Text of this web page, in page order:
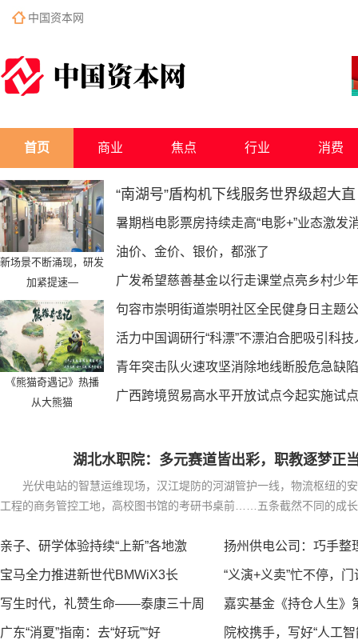
中国资本网
首页 商业 焦点 行业 消费
新场景不断涌现，研发
加紧提速—
《熊猫奇遇记》热播
从大熊猫
“南湖号”盾构机下线服务世界级超大直
暑期档电影票房持续走高“电影+”业态激发
油价、金价、银价，都涨了
广发希望慈善基金以行走课堂点亮乡村少
句容市崇明街道崇明社区全民健身日主题
活力中国调研行“科漂”不漂泊合肥吸引科技
青年突击队火速攻坚消除地线断股危急缺陷
广西跨境贸易高水平开放试点今起实施试
湖北水职院：多元赛道皆出彩，职教逐梦正
光伏电站的智慧运维现场，汉江堤防的河湖管护一线，物流枢纽的
工程的商务管控工地，高校图书馆的考研书桌前……五条截然不同的成
亲子、研学体验持续“上新”各地激 扬州供电公司：巧手整
宝马全力推进新世代BMWiX3长 “义演+义卖”忙不停，
写生时代，礼赞生命——泰康三十周 嘉实基金《持仓人生》
广东“消夏”指南：去“好玩”“好 院校携手，写好“人工智